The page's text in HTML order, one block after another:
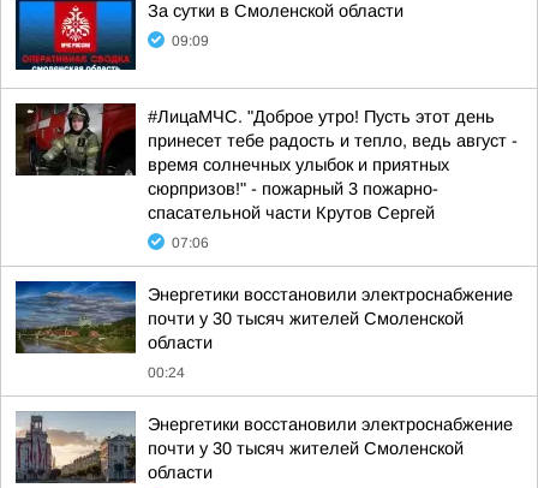
За сутки в Смоленской области
09:09
#ЛицаМЧС. "Доброе утро! Пусть этот день
принесет тебе радость и тепло, ведь август -
время солнечных улыбок и приятных
сюрпризов!" - пожарный 3 пожарно-
спасательной части Крутов Сергей
07:06
Энергетики восстановили электроснабжение
почти у 30 тысяч жителей Смоленской
области
00:24
Энергетики восстановили электроснабжение
почти у 30 тысяч жителей Смоленской
области